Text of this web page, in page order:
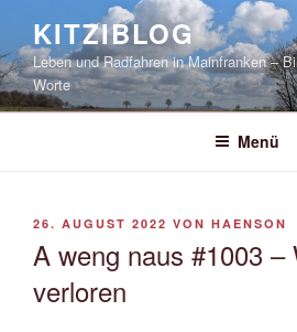
springen
KITZIBLOG
Leben und Radfahren in Mainfranken –
Worte
Menü
VERÖFFENTLICHT
26. AUGUST 2022 VON HAENSON
A weng naus #1003 –
verloren